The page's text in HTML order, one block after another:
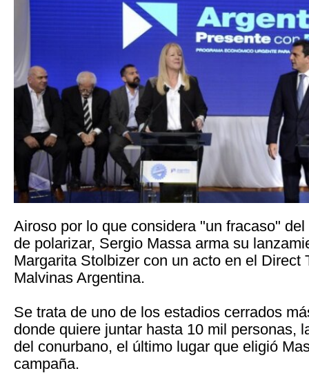
Airoso por lo que considera "un fracaso"
de polarizar, Sergio Massa arma su
Margarita Stolbizer con un acto en el Direct
Malvinas Argentina.
Se trata de uno de los estadios cerrados
donde quiere juntar hasta 10 mil personas,
del conurbano, el último lugar que eligió
campaña.